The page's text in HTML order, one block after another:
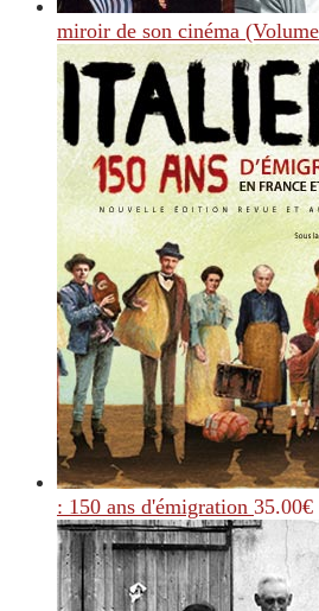
miroir de son cinéma
: 150 ans d'émigration 35.00€